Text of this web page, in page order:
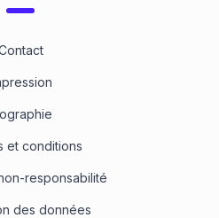
et conditions
responsabilité
des données